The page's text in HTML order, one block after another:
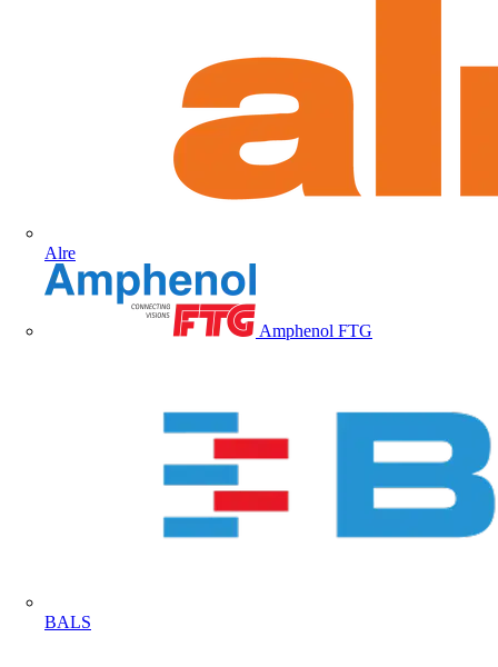
Alre
Amphenol FTG
BALS